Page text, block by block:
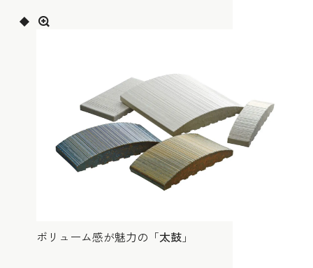
ボリューム感が魅力の「太鼓 」